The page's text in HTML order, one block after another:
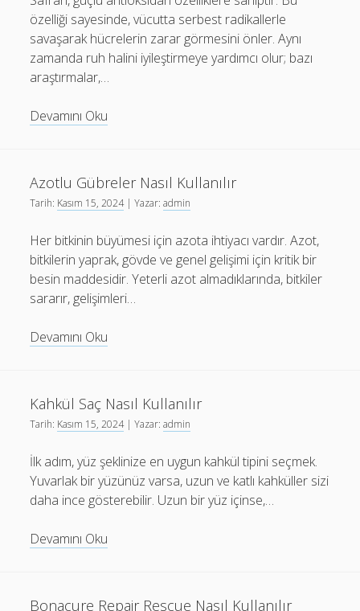
özelliği sayesinde, vücutta serbest radikallerle
savaşarak hücrelerin zarar görmesini önler. Aynı
zamanda ruh halini iyileştirmeye yardımcı olur; bazı
araştırmalar,…
Devamını Oku
Kullanılır
Azotlu Gübreler Nasıl Kullanılır
Tarih: Kasım 15, 2024| Yazar:admin
Her bitkinin büyümesi için azota ihtiyacı vardır. Azot,
bitkilerin yaprak, gövde ve genel gelişimi için kritik bir
besin maddesidir. Yeterli azot almadıklarında, bitkiler
sararır, gelişimleri…
Devamını Oku
Kullanılır
Kahkül Saç Nasıl Kullanılır
Tarih: Kasım 15, 2024| Yazar:admin
İlk adım, yüz şeklinize en uygun kahkül tipini seçmek.
Yuvarlak bir yüzünüz varsa, uzun ve katlı kahküller sizi
daha ince gösterebilir. Uzun bir yüz içinse,…
Devamını Oku
Bonacure Repair Rescue Nasıl Kullanılır